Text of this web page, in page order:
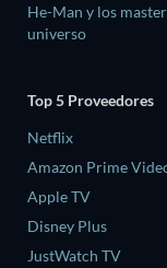
He-Man y los
universo
Top 5 Proveedores
Netflix
Amazon Prime
Apple TV
Disney Plus
JustWatch TV